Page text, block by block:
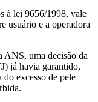
à lei 9656/1998, vale
usuário e a operadora
ANS, uma decisão da
já havia garantido,
excesso de pele